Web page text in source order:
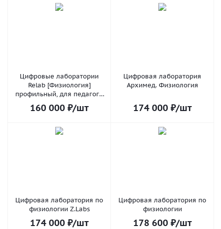
Цифровые лаборатории
Relab [Физиология]
профильный, для педагога
(Bluetooth)
160 000 ₽/шт
Цифровая лаборатория
Архимед. Физиология
174 000 ₽/шт
Цифровая лаборатория по
физиологии Z.Labs
174 000 ₽/шт
Цифровая лаборатория по
физиологии
178 600 ₽/шт